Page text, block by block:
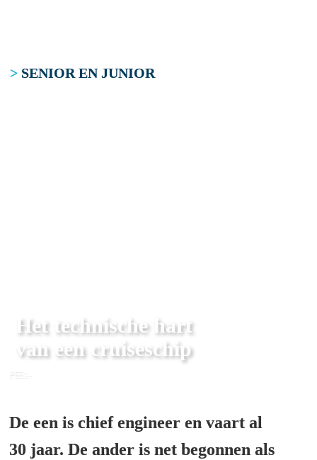
> SENIOR EN JUNIOR
Het technische hart
van een cruiseschip
De een is chief engineer en vaart al
30 jaar. De ander is net begonnen als